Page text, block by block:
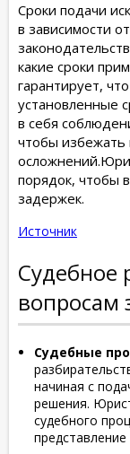
Сроки подачи
в зависимости
какие сроки
гарантирует,
установленные
в себя
чтобы
порядок, чтобы
задержек.
Источник
Судебное
вопросам
Судебные
начиная с
решения.
судебного
представление